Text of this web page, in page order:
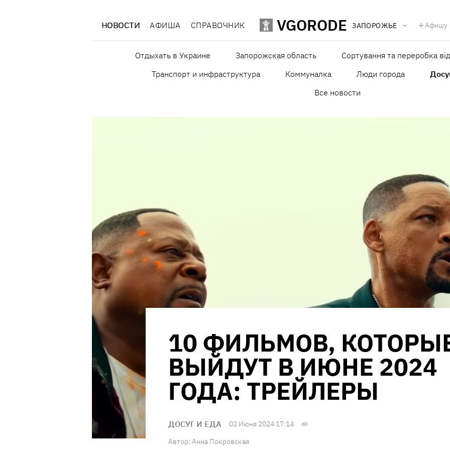
НОВОСТИ АФИША СПРАВОЧНИК VGORODE ЗАПОРОЖЬЕ Афишу
Отдыхать в Украине Запорожская область
Сортування та переробка
Транспорт и инфраструктура
Коммуналка Люди города
Все новости
10 ФИЛЬМОВ,
ВЫЙДУТ В ИЮНЕ 2024
ГОДА: ТРЕЙЛЕРЫ
ДОСУГ И ЕДА
02 Июня 2024 17:14
Автор: Анна Покровская